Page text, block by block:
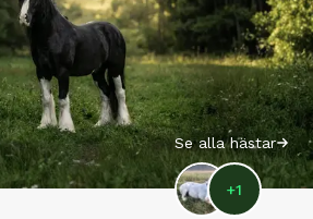
Se alla hästar
+1